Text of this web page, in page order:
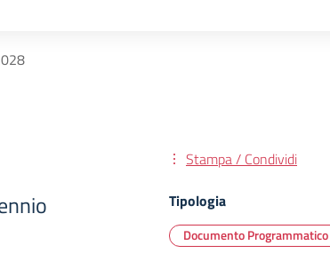
Stampa / Condividi
Tipologia
Documento Programmatico